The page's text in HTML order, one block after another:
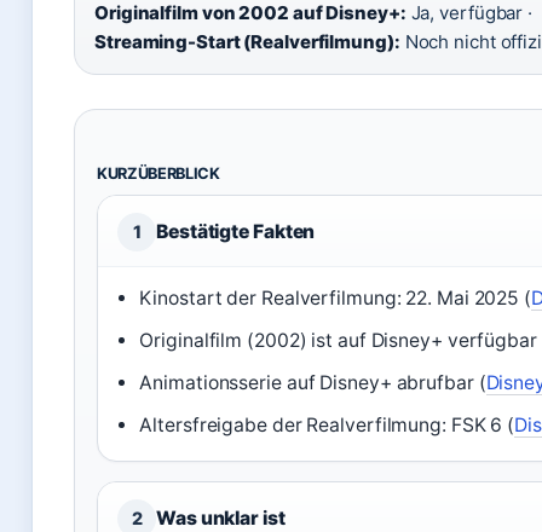
Originalfilm von 2002 auf Disney+: Ja, verfügbar ·
Streaming-Start (Realverfilmung): Noch nicht
KURZÜBERBLICK
1 Bestätigte Fakten
Kinostart der Realverfilmung: 22. Mai 2025 (
Originalfilm (2002) ist auf Disney+ verfügbar
Animationsserie auf Disney+ abrufbar (
Altersfreigabe der Realverfilmung: FSK 6 (
2 Was unklar ist